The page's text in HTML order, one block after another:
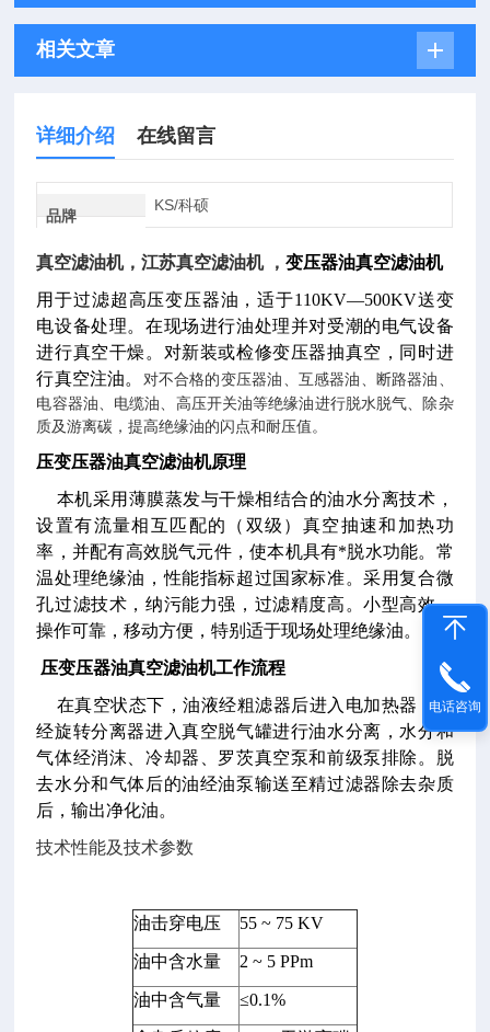
相关文章
详细介绍 在线留言
品牌
KS/科硕
真空滤油机，江苏真空滤油机 ，变压器油真空滤油机
用于过滤超高压变压器油，适于110KV—500KV送变
电设备处理。在现场进行油处理并对受潮的电气设备
进行真空干燥。对新装或检修变压器抽真空，同时进
行真空注油。
对不合格的变压器油、互感器油、断路器油、
电容器油、电缆油、高压开关油等绝缘油进行脱水脱气、除杂
质及游离碳，提高绝缘油的闪点和耐压值。
压变压器油真空滤油机原理
本机采用薄膜蒸发与干燥相结合的油水分离技术，
设置有流量相互匹配的（双级）真空抽速和加热功
率，并配有高效脱气元件，使本机具有*脱水功能。常
温处理绝缘油，性能指标超过国家标准。采用复合微
孔过滤技术，纳污能力强，过滤精度高。小型高效，
操作可靠，移动方便，特别适于现场处理绝缘油。
压变压器油真空滤油机工作流程
在真空状态下，油液经粗滤器后进入电加热器，再
经旋转分离器进入真空脱气罐进行油水分离，水分和
气体经消沫、冷却器、罗茨真空泵和前级泵排除。脱
去水分和气体后的油经油泵输送至精过滤器除去杂质
后，输出净化油。
技术性能及技术参数
油击穿电压 55 ~ 75 KV
油中含水量 2 ~ 5 PPm
油中含气量 ≤0.1%
电话咨询